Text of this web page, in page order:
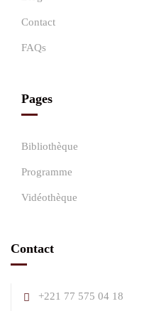
Contact
FAQs
Pages
Bibliothèque
Programme
Vidéothèque
Contact
+221 77 575 04 18